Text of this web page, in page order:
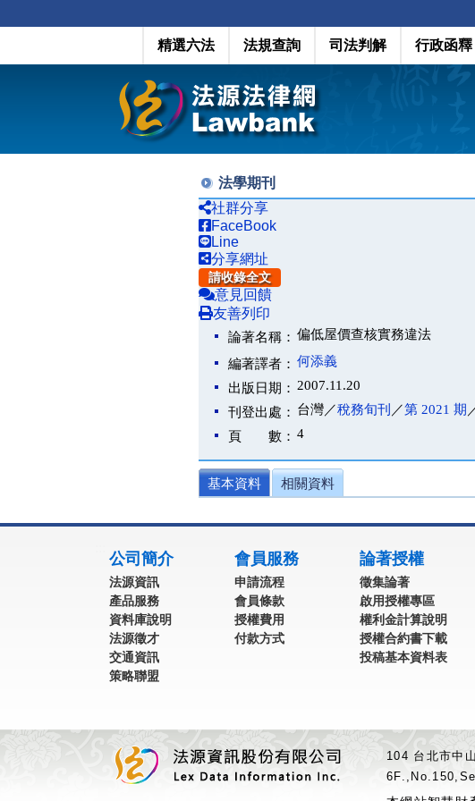
精選六法 法規查詢 司法判解 行政函釋
法學期刊
社群分享
FaceBook
Line
分享網址
請收錄全文
意見回饋
友善列印
論著名稱： 偏低屋價查核實務違法
編著譯者： 何添義
出版日期： 2007.11.20
刊登出處： 台灣／稅務旬刊 ／第 2021 期
頁 數： 4
基本資料 相關資料
公司簡介
法源資訊
產品服務
資料庫說明
法源徵才
交通資訊
策略聯盟
會員服務
申請流程
會員條款
授權費用
付款方式
論著授權
徵集論著
啟用授權專區
權利金計算說明
授權合約書下載
投稿基本資料表
104 台北市中